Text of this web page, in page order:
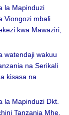
la Mapinduzi
Viongozi mbali
kwa Mawaziri,
watendaji wakuu
na Serikali
kisasa na
la Mapinduzi Dkt.
Tanzania Mhe.